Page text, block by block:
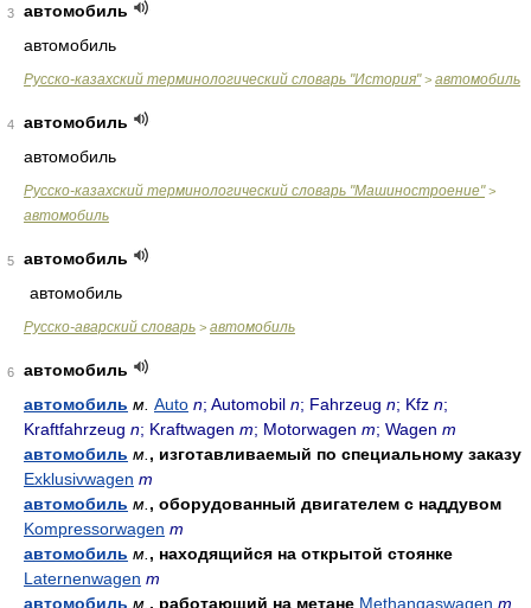
3
автомобиль
автомобиль
Русско-казахский терминологический словарь "История"> автомобиль
4
автомобиль
автомобиль
Русско-казахский терминологический словарь "Машиностроение">
автомобиль
5
автомобиль
автомобиль
Русско-аварский словарь > автомобиль
6
автомобиль
автомобиль м. Auto n; Automobil n; Fahrzeug n; Kfz n;
Kraftfahrzeug n; Kraftwagen m; Motorwagen m; Wagen m
автомобиль м. , изготавливаемый по специальному заказу
Exklusivwagen m
автомобиль м. , оборудованный двигателем с наддувом
Kompressorwagen m
автомобиль м. , находящийся на открытой стоянке
Laternenwagen m
автомобиль м. , работающий на метане Methangaswagen m